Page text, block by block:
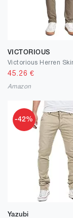
VICTORIOUS
45.26 €
Amazon
-42%
Yazubi